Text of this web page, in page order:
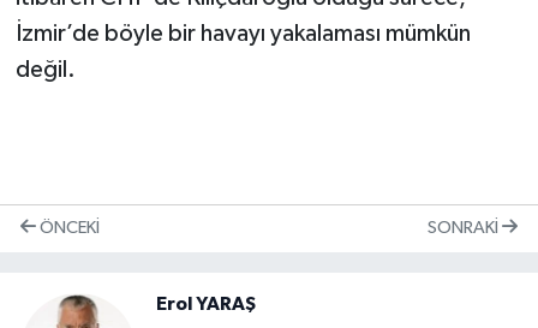
İzmir’de böyle bir havayı yakalaması mümkün
değil.
ÖNCEKI SONRAKI
Erol YARAŞ